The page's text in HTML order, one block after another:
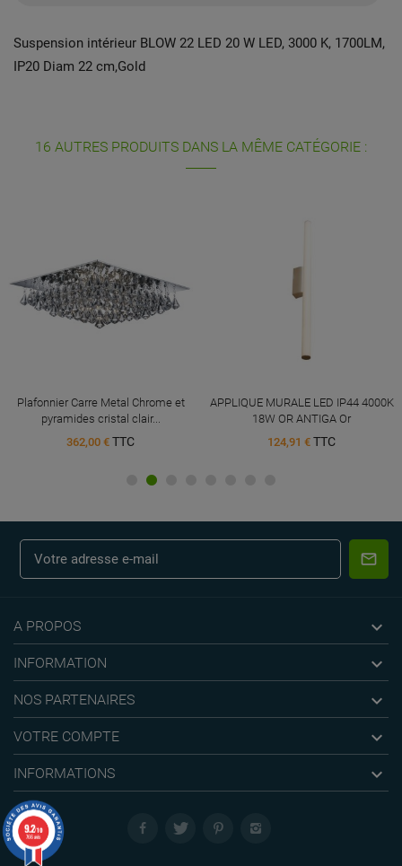
Suspension intérieur BLOW 22 LED 20 W LED, 3000 K, 1700LM,
IP20 Diam 22 cm,Gold
16 AUTRES PRODUITS DANS LA MÊME CATÉGORIE :
Plafonnier Carre Metal Chrome et
pyramides cristal clair...
362,00 € TTC
APPLIQUE MURALE LED IP44 4000K
18W OR ANTIGA Or
124,91 € TTC
A PROPOS 
INFORMATION 
NOS PARTENAIRES 
VOTRE COMPTE 
INFORMATIONS 
9.2/10
766 avis